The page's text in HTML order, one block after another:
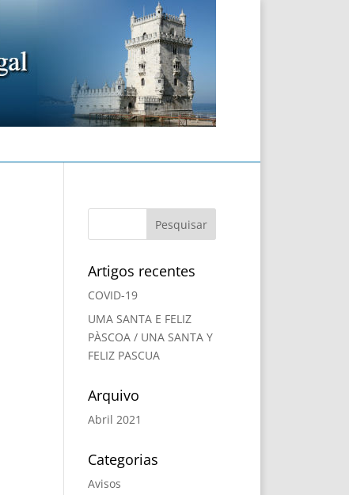
Artigos recentes
COVID-19
UMA SANTA E FELIZ
PÀSCOA / UNA SANTA Y
FELIZ PASCUA
Arquivo
Abril 2021
Categorias
Avisos